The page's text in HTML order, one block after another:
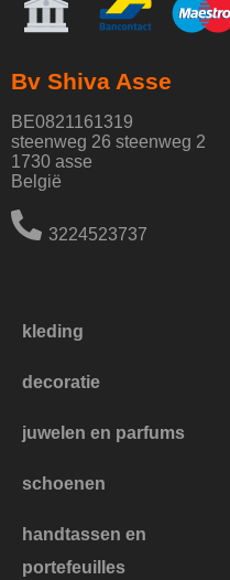
Bv Shiva Asse
BE0821161319
steenweg 26 steenweg 2
1730 asse
België
3224523737
kleding
decoratie
juwelen en parfums
schoenen
handtassen en
portefeuilles